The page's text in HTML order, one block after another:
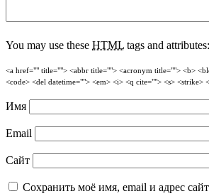
You may use these HTML tags and attributes:
<a href="" title=""> <abbr title=""> <acronym title=""> <b>
<code> <del datetime=""> <em> <i> <q cite=""> <s> <strike>
Имя
Email
Сайт
Сохранить моё имя, email и адрес